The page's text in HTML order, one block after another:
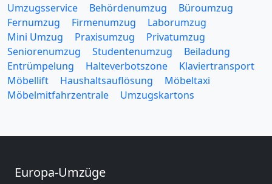
Umzugsservice Behördenumzug
Büroumzug
Fernumzug
Firmenumzug
Laborumzug
Mini Umzug
Praxisumzug
Privatumzug
Seniorenumzug
Studentenumzug
Beiladung
Entrümpelung
Halteverbotszone
Klaviertransport
Möbellift
Haushaltsauflösung
Möbeltaxi
Möbelmitfahrzentrale
Umzugskartons
Europa-Umzüge